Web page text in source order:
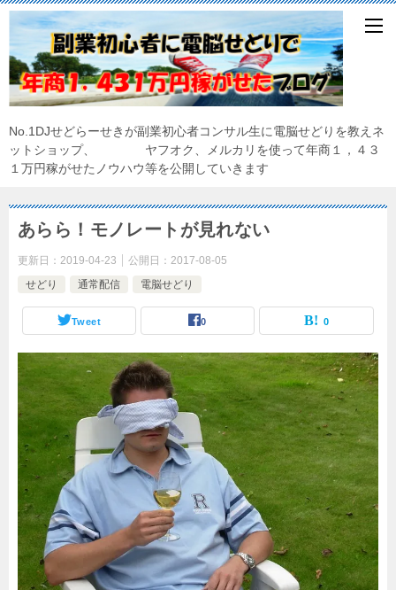
No.1DJせどらーせきが副業初心者コンサル生に電脳せどりを教えネ
ットショップ、 ヤフオク、メルカリを使って年商１，４３
１万円稼がせたノウハウ等を公開していきます
あらら！モノレートが見れない
更新日： 2019-04-23 公開日： 2017-08-05
せどり
通常配信 電脳せどり
Tweet 0 0